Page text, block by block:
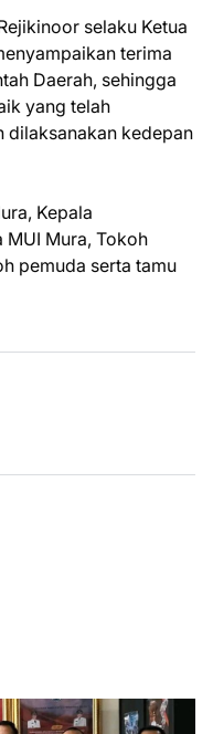
selaku Ketua
terima
Daerah, sehingga
yang telah
dilaksanakan kedepan
Kepala
MUI Mura, Tokoh
pemuda serta tamu